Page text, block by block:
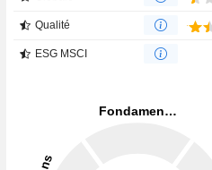
Qualité
ESG MSCI